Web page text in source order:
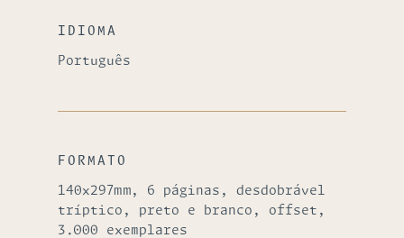
IDIOMA
Português
FORMATO
140x297mm, 6 páginas, desdobrável
tríptico, preto e branco, offset,
3.000 exemplares